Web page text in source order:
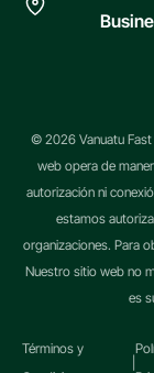
© 2026 Vanuatu
web opera de
autorización ni
estamos
organizaciones. Para
Nuestro sitio web no
es
Términos y